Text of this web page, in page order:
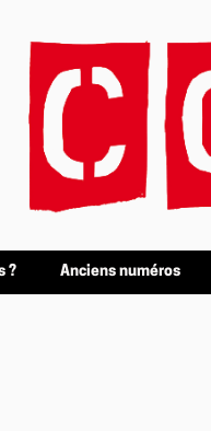
? Anciens numéros